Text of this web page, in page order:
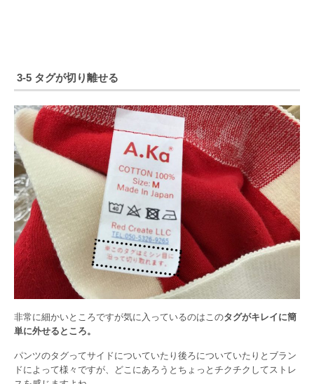
3-5 タグが切り離せる
非常に細かいところですが気に入っているのはこのタグがキレイに簡
単に外せるところ。
パンツのタグってサイドについていたり後ろについていたりとブラン
ドによって様々ですが、どこにあろうとちょっとチクチクしてストレ